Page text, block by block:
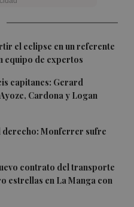
el eclipse en un referente
equipo de expertos
capitanes: Gerard
Cardona y Logan
derecho: Monferrer sufre
contrato del transporte
estrellas en La Manga con